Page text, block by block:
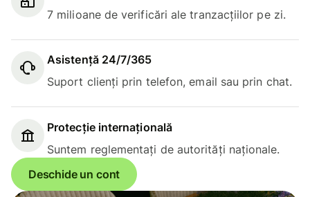
7 milioane de verificări ale tranzacțiilor pe zi.
Asistență 24/7/365
Suport clienți prin telefon, email sau prin chat.
Protecție internațională
Suntem reglementați de autorități naționale.
Deschide un cont